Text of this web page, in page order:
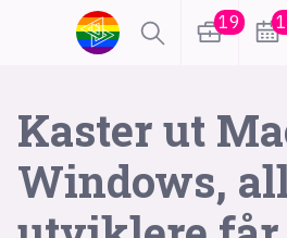
19
Kaster ut
Windows,
lønn
karriere